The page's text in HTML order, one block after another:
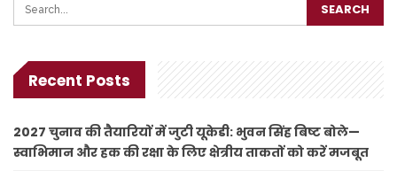
Recent Posts
2027 चुनाव की तैयारियों में जुटी यूकेडी: भुवन सिंह बिष्ट बोले—
स्वाभिमान और हक की रक्षा के लिए क्षेत्रीय ताकतों को करें मजबूत